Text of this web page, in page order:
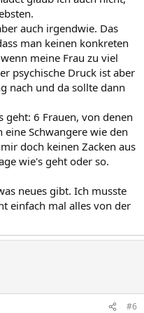
auch irgendwie. Das
man keinen konkreten
meine Frau zu viel
psychische Druck ist aber
nach und da sollte dann
geht: 6 Frauen, von denen
Schwangere wie den
doch keinen Zacken aus
wie's geht oder so.
neues gibt. Ich musste
einfach mal alles von der
#6